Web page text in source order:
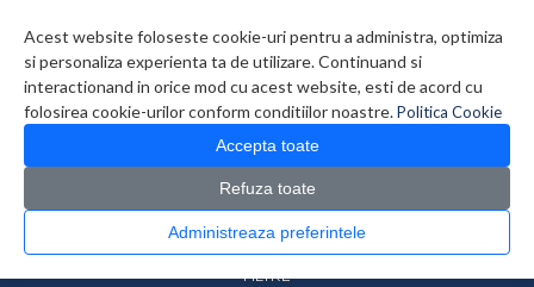
Acest website foloseste cookie-uri pentru a administra, optimiza
si personaliza experienta ta de utilizare. Continuand si
interactionand in orice mod cu acest website, esti de acord cu
folosirea cookie-urilor conform conditiilor noastre.Politica Cookie
Accepta toate
Refuza toate
Administreaza preferintele
0 produs(e)
CATALOG PRODUSE
Foto Video > Accesorii camere
FILTRE